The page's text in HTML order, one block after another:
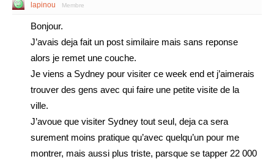
lapinou Membre
Bonjour.
J’avais deja fait un post similaire mais sans reponse
alors je remet une couche.
Je viens a Sydney pour visiter ce week end et j’aimerais
trouver des gens avec qui faire une petite visite de la
ville.
J’avoue que visiter Sydney tout seul, deja ca sera
surement moins pratique qu’avec quelqu’un pour me
montrer, mais aussi plus triste, parsque se tapper 22 000